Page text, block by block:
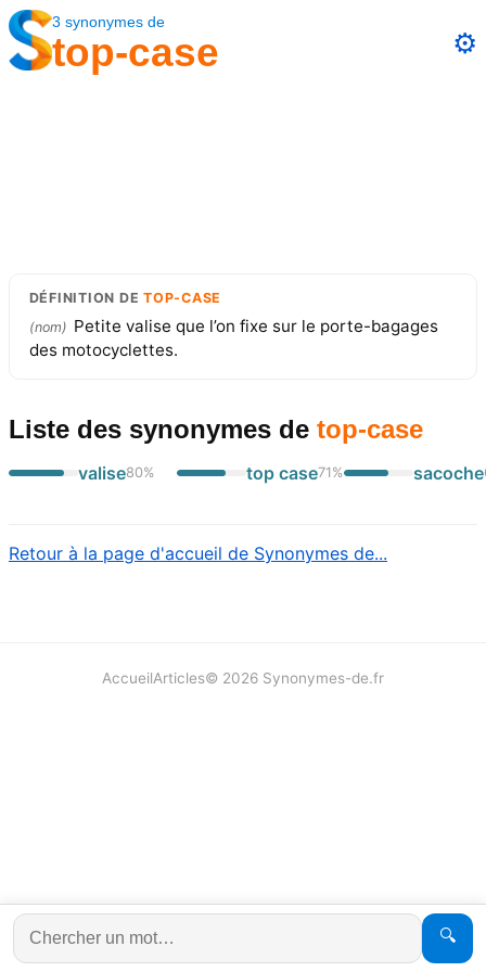
3 synonymes de
top-case ⚙️
DÉFINITION DETOP-CASE
(nom) Petite valise que l’on fixe sur le porte-bagages
des motocyclettes.
Liste des synonymes de top-case
valise80% top case71 % sacoche
Retour à la page d'accueil de Synonymes de...
🔍
AccueilArticles© 2026 Synonymes-de.fr